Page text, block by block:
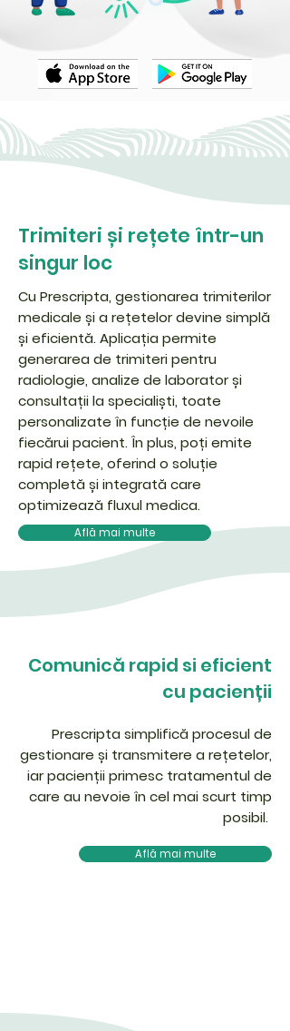
Trimiteri și rețete într-un
singur loc
Cu Prescripta, gestionarea trimiterilor
medicale și a rețetelor devine simplă
și eficientă. Aplicația permite
generarea de trimiteri pentru
radiologie, analize de laborator și
consultații la specialiști, toate
personalizate în funcție de nevoile
fiecărui pacient. În plus, poți emite
rapid rețete, oferind o soluție
completă și integrată care
optimizează fluxul medica.
Află mai multe
Comunică rapid si eficient
cu pacienții
Prescripta simplifică procesul de
gestionare și transmitere a rețetelor,
iar pacienții primesc tratamentul de
care au nevoie în cel mai scurt timp
posibil.
Află mai multe